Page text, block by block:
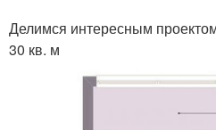
Делимся интересным
30 кв. м